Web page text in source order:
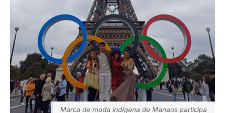
Marca de moda indígena de Manaus participa